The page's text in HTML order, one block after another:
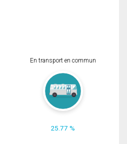
En transport en commun
25.77 %